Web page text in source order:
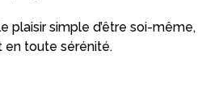
plaisir simple d’être soi-même,
en toute sérénité.